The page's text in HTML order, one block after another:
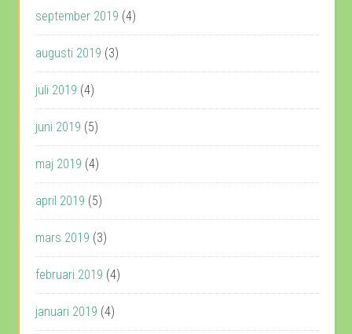
september 2019 (4)
augusti 2019 (3)
juli 2019 (4)
juni 2019 (5)
maj 2019 (4)
april 2019 (5)
mars 2019 (3)
februari 2019 (4)
januari 2019 (4)